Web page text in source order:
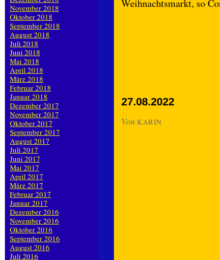
Weihnachtsmarkt, so
27.08.2022
Von KARIN
November 2018
Oktober 2018
September 2018
August 2018
Juli 2018
Juni 2018
Mai 2018
April 2018
März 2018
Februar 2018
Januar 2018
Dezember 2017
November 2017
Oktober 2017
September 2017
August 2017
Juli 2017
Juni 2017
Mai 2017
April 2017
März 2017
Februar 2017
Januar 2017
Dezember 2016
November 2016
Oktober 2016
September 2016
August 2016
Juli 2016